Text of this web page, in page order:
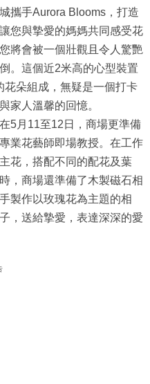
攜手Aurora Blooms，打造
您與摯愛的媽媽共同感受花
將會被一個壯觀且令人驚艷
。這個近2米高的心型裝置
花朵組成，無疑是一個打卡
家人溫馨的回憶。
5月11至12日，商場更準備
業花藝師即場教授。在工作
花，搭配不同的配花及葉
，商場還準備了木製磁石相
製作以玫瑰花為主題的相
，送給摯愛，表達深深的愛